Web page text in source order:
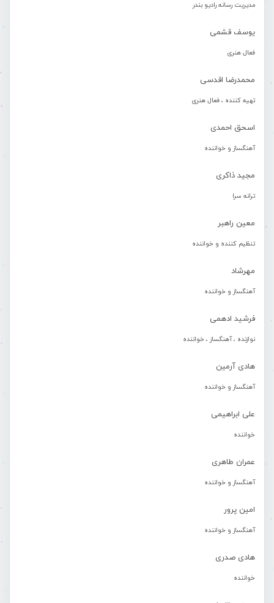
مدیریت رسانه رادیو بندر
یوسف قشمی
فعال هنری
محمدرضا اقدسی
تهیه کننده ، فعال هنری
اسحق احمدی
آهنگساز و خواننده
مجید ذاکری
ترانه سرا
معین راهبر
تنظیم کننده و خواننده
مهرشاد
آهنگساز و خواننده
فرشید ادهمی
نوازنده ، آهنگساز ، خواننده
هادی آرمین
آهنگساز و خواننده
علی ابراهیمی
خواننده
عمران طاهری
آهنگساز و خواننده
امین پرور
آهنگساز و خواننده
هادی صدری
خواننده